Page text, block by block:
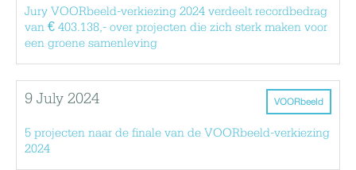
Jury VOORbeeld-verkiezing 2024 verdeelt recordbedrag
van € 403.138,- over projecten die zich sterk maken voor
een groene samenleving
VOORbeeld
9 July 2024
5 projecten naar de finale van de VOORbeeld-verkiezing
2024